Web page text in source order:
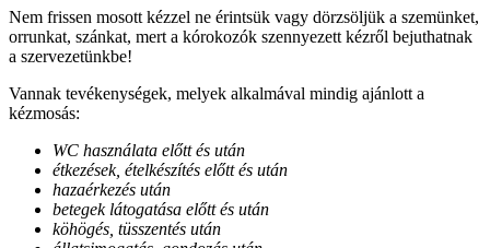
Nem frissen mosott kézzel ne érintsük vagy dörzsöljük a szemünket,
orrunkat, szánkat, mert a kórokozók szennyezett kézről bejuthatnak
a szervezetünkbe!
Vannak tevékenységek, melyek alkalmával mindig ajánlott a
kézmosás:
WC használata előtt és után
étkezések, ételkészítés előtt és után
hazaérkezés után
betegek látogatása előtt és után
köhögés, tüsszentés után